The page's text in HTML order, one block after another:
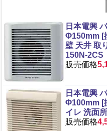
日本電興
Φ150mm [
壁 天井 取
150N-2CS
販売価格
日本電興
Φ100mm [
イレ 洗面
販売価格